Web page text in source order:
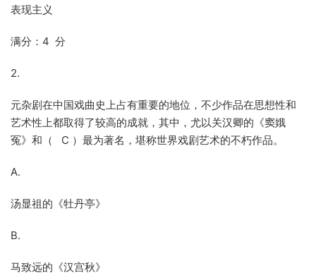
表现主义
满分：4 分
2.
元杂剧在中国戏曲史上占有重要的地位，不少作品在思想性和
艺术性上都取得了较高的成就，其中，尤以关汉卿的《窦娥
冤》和（ C ）最为著名，堪称世界戏剧艺术的不朽作品。
A.
汤显祖的《牡丹亭》
B.
马致远的《汉宫秋》